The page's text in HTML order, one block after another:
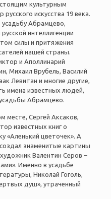
культурным
искусства 19 века.
Абрамцево,
интеллигенции
силы и притяжения
нашей страны.
и Аполлинарий
Михаил Врубель, Василий
Левитан и многие другие,
имена известных людей,
Абрамцево.
месте, Сергей Аксаков,
известных книг о
«Аленький цветочек». А
знаменитые картины
Валентин Серов –
Именно в усадьбе
Николай Гоголь,
душ», утраченный